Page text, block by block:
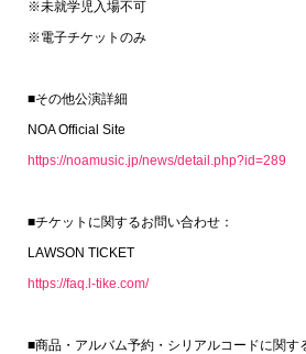
※未就学児入場不可
※電子チケットのみ
■その他公演詳細
NOA Official Site
https://noamusic.jp/news/detail.php?id=289
■チケットに関するお問い合わせ：
LAWSON TICKET
https://faq.l-tike.com/
■商品・アルバム予約・シリアルコードに関す